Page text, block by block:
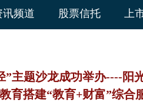
讯频道 股票信托 上
”主题沙龙成功举办----阳
育搭建“教育+财富”综合